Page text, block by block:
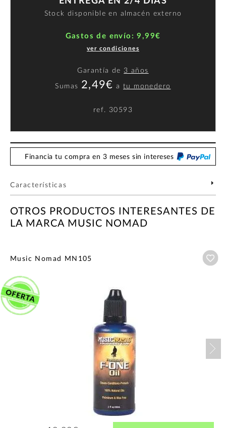
Stock disponible en almacén externo
Gastos de envío: 9,99€
ver condiciones
Garantía de 3 años
Sumas 2,49€ atu monedero
ref. 30593
Financia tu compra en 3 meses sin intereses
Características
OTROS PRODUCTOS INTERESANTES DE
LA MARCA MUSIC NOMAD
Music Nomad MN105